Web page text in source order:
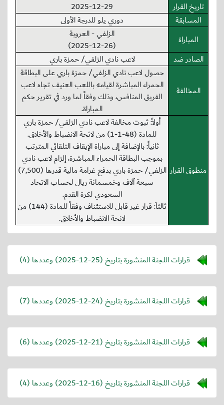
تاريخ القرار
2025-12-29
المسابقة
دوري يلو للدرجة الأولى
المباراة
الزلفي - العروبة
(2025-12-26)
الصادر ضد
لاعب نادي الزلفي/ حمزة باري
المخالفة
حصول لاعب نادي الزلفي/ حمزة باري على البطاقة
الحمراء المباشرة لقيامه باللعب العنيف تجاه لاعب
الفريق المنافس، وذلك وفقاً لما ورد في تقرير حكم
المباراة.
منطوق القرار
أولاً: ثبوت مخالفة لاعب نادي الزلفي/ حمزة باري
للمادة (48-1-1) من لائحة الانضباط والأخلاق.
ثانياً: بالإضافة إلى مباراة الإيقاف التلقائي المترتب
بموجب البطاقة الحمراء المباشرة، إلزام لاعب نادي
الزلفي/ حمزة باري بدفع غرامة مالية قدرها (7,500)
سبعة آلاف وخمسمائة ريال لحساب الاتحاد
السعودي لكرة القدم.
ثالثاَ: قرار غير قابل للاستئناف وفقاً للمادة (144) من
لائحة الانضباط والأخلاق.
قرارات اللجنة المنشورة بتاريخ (2025-12-25) وعددها (4)
قرارات اللجنة المنشورة بتاريخ (2025-12-24) وعددها (7)
قرارات اللجنة المنشورة بتاريخ (2025-12-21) وعددها (6)
قرارات اللجنة المنشورة بتاريخ (2025-12-16) وعددها (4)